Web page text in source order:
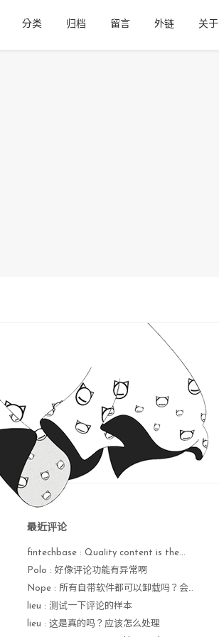
分类 归档 留言 外链 关于
最近评论
fintechbase : Quaⅼity content is the...
Polo : 好像评论功能有异常啊
Nope : 所有自带软件都可以卸载吗？会不会出现异常
lieu : 测试一下评论的样本
lieu : 这是真的吗？应该怎么处理